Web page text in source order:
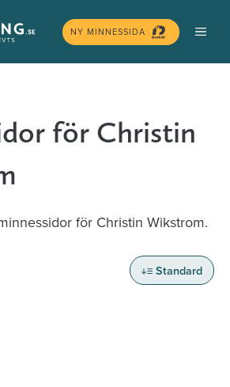
NY MINNESSIDA
för Christin
för Christin Wikstrom.
Standard